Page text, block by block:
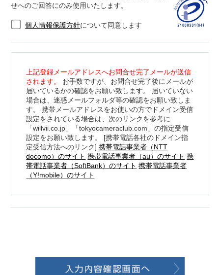
せへのご回答にのみ使用いたします。
個人情報保護方針について同意します
上記登録メールアドレスへお問合せ完了メールが送信
されます。
お手数ですが、お問合せ完了後にメールが
届いているかの確認をお願い致します。 届いていない
場合は、迷惑メールフォルダ等の確認をお願い致しま
す。 携帯メールアドレスをお使いの方でドメイン受信
設定をされている場合は、次のリンクを参考に
「willvii.co.jp」「tokyocameraclub.com」の指定受信
設定をお願い致します。 [携帯電話各社のドメイン指
定受信方法へのリンク]携帯電話事業者（NTT
docomo）のサイト 携帯電話事業者（au）のサイト 携
帯電話事業者（SoftBank）のサイト 携帯電話事業者
（Y!mobile）のサイト